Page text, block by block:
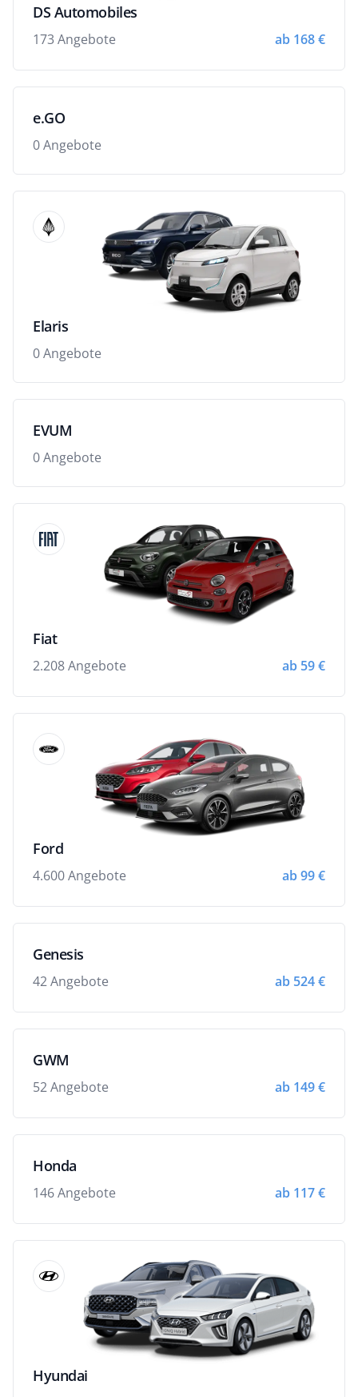
DS Automobiles
173 Angebote ab 168 €
e.GO
0 Angebote
Elaris
0 Angebote
EVUM
0 Angebote
Fiat
2.208 Angebote ab 59 €
Ford
4.600 Angebote ab 99 €
Genesis
42 Angebote ab 524 €
GWM
52 Angebote ab 149 €
Honda
146 Angebote ab 117 €
Hyundai